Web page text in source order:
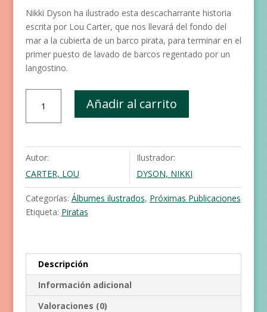
Nikki Dyson ha ilustrado esta descacharrante historia
escrita por Lou Carter, que nos llevará del fondo del
mar a la cubierta de un barco pirata, para terminar en el
primer puesto de lavado de barcos regentado por un
langostino.
puchero
pirata
Añadir al carrito
Autor:
CARTER, LOU
Ilustrador:
DYSON, NIKKI
Categorías: Álbumes ilustrados, Próximas Publicaciones
Etiqueta: Piratas
Descripción
Información adicional
Valoraciones (0)